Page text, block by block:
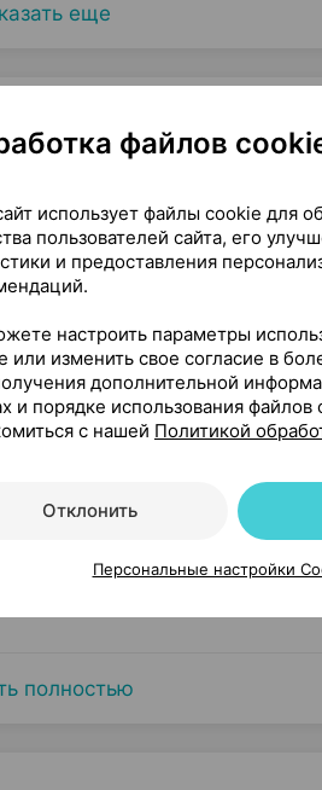
еще
Россия
полностью
файлов
использует файлы cookie для
пользователей сайта, его
и предоставления
настроить параметры
или изменить свое согласие в
дополнительной
и порядке использования
с нашей Политикой
Отклонить
Персональные настройки